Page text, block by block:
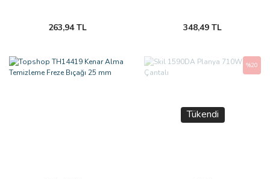
263,94 TL 348,49 TL
Tükendi
%20